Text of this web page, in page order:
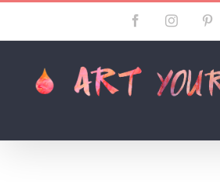
FacebookInstagram